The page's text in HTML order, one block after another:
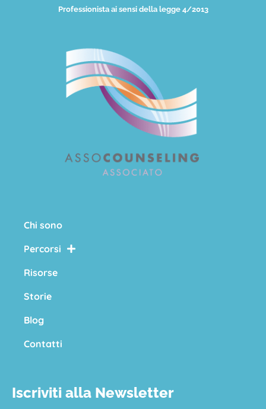
Professionista ai sensi della legge 4/2013
Chi sono
Percorsi
Risorse
Storie
Blog
Contatti
Iscriviti alla Newsletter